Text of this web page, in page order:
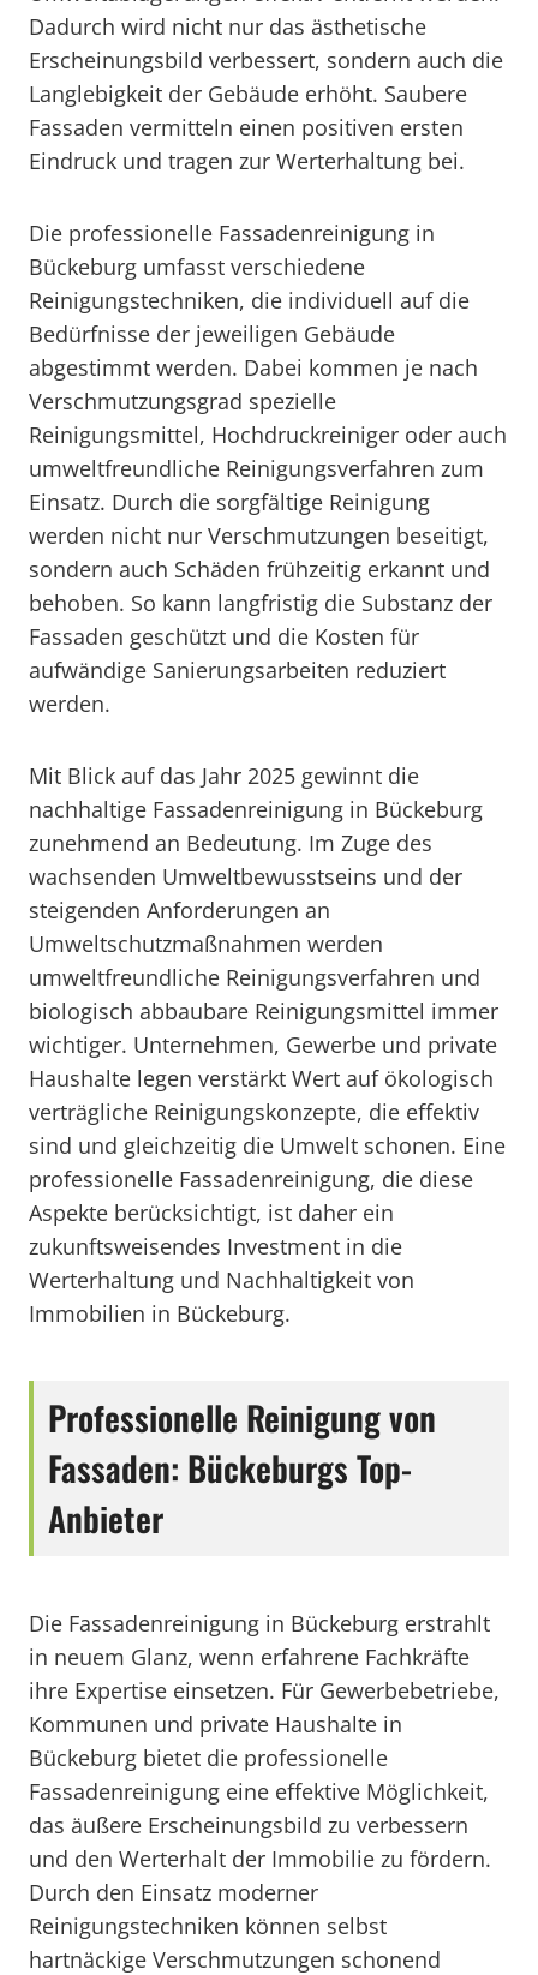
Dadurch wird nicht nur das ästhetische
Erscheinungsbild verbessert, sondern auch die
Langlebigkeit der Gebäude erhöht. Saubere
Fassaden vermitteln einen positiven ersten
Eindruck und tragen zur Werterhaltung bei.
Die professionelle Fassadenreinigung in
Bückeburg umfasst verschiedene
Reinigungstechniken, die individuell auf die
Bedürfnisse der jeweiligen Gebäude
abgestimmt werden. Dabei kommen je nach
Verschmutzungsgrad spezielle
Reinigungsmittel, Hochdruckreiniger oder auch
umweltfreundliche Reinigungsverfahren zum
Einsatz. Durch die sorgfältige Reinigung
werden nicht nur Verschmutzungen beseitigt,
sondern auch Schäden frühzeitig erkannt und
behoben. So kann langfristig die Substanz der
Fassaden geschützt und die Kosten für
aufwändige Sanierungsarbeiten reduziert
werden.
Mit Blick auf das Jahr 2025 gewinnt die
nachhaltige Fassadenreinigung in Bückeburg
zunehmend an Bedeutung. Im Zuge des
wachsenden Umweltbewusstseins und der
steigenden Anforderungen an
Umweltschutzmaßnahmen werden
umweltfreundliche Reinigungsverfahren und
biologisch abbaubare Reinigungsmittel immer
wichtiger. Unternehmen, Gewerbe und private
Haushalte legen verstärkt Wert auf ökologisch
verträgliche Reinigungskonzepte, die effektiv
sind und gleichzeitig die Umwelt schonen. Eine
professionelle Fassadenreinigung, die diese
Aspekte berücksichtigt, ist daher ein
zukunftsweisendes Investment in die
Werterhaltung und Nachhaltigkeit von
Immobilien in Bückeburg.
Professionelle Reinigung von
Fassaden: Bückeburgs Top-
Anbieter
Die Fassadenreinigung in Bückeburg erstrahlt
in neuem Glanz, wenn erfahrene Fachkräfte
ihre Expertise einsetzen. Für Gewerbebetriebe,
Kommunen und private Haushalte in
Bückeburg bietet die professionelle
Fassadenreinigung eine effektive Möglichkeit,
das äußere Erscheinungsbild zu verbessern
und den Werterhalt der Immobilie zu fördern.
Durch den Einsatz moderner
Reinigungstechniken können selbst
hartnäckige Verschmutzungen schonend